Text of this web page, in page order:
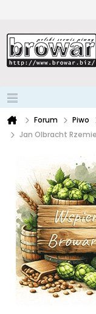
Forum Piwo
Jan Olbracht